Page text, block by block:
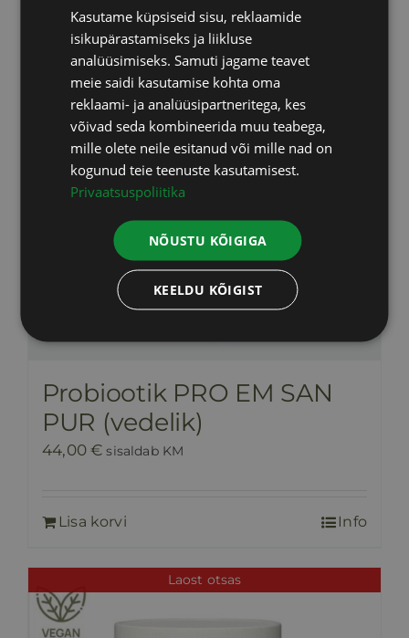
Probiootik PRO EM SAN
PUR (vedelik)
44,00€ sisaldab KM
Lisa korvi Info
Laost otsas
Kasutame küpsiseid sisu, reklaamide
isikupärastamiseks ja liikluse
analüüsimiseks. Samuti jagame teavet
meie saidi kasutamise kohta oma
reklaami- ja analüüsipartneritega, kes
võivad seda kombineerida muu teabega,
mille olete neile esitanud või mille nad on
kogunud teie teenuste kasutamisest.
Privaatsuspoliitika
NÕUSTU KÕIGIGA
KEELDU KÕIGIST